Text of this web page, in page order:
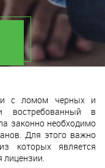
с ломом черных и
востребованный в
законно необходимо
Для этого важно
которых является
лицензии.